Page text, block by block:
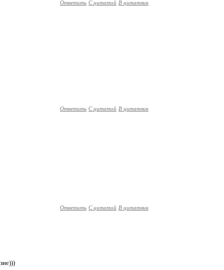
Ответить С цитатой В цитатник
Ответить С цитатой В цитатник
Ответить С цитатой В цитатник